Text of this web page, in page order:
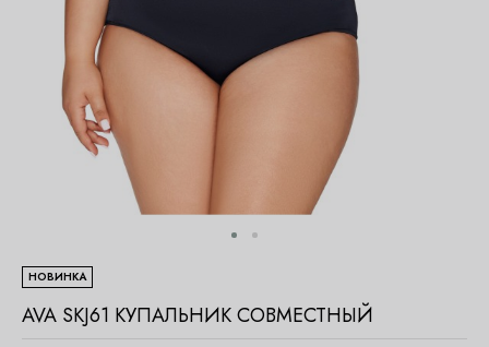
НОВИНКА
AVA SKJ61 КУПАЛЬНИК СОВМЕСТНЫЙ